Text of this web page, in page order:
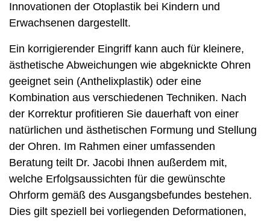
Innovationen der Otoplastik bei Kindern und
Erwachsenen dargestellt.
Ein korrigierender Eingriff kann auch für kleinere,
ästhetische Abweichungen wie abgeknickte Ohren
geeignet sein (Anthelixplastik) oder eine
Kombination aus verschiedenen Techniken. Nach
der Korrektur profitieren Sie dauerhaft von einer
natürlichen und ästhetischen Formung und Stellung
der Ohren. Im Rahmen einer umfassenden
Beratung teilt Dr. Jacobi Ihnen außerdem mit,
welche Erfolgsaussichten für die gewünschte
Ohrform gemäß des Ausgangsbefundes bestehen.
Dies gilt speziell bei vorliegenden Deformationen,